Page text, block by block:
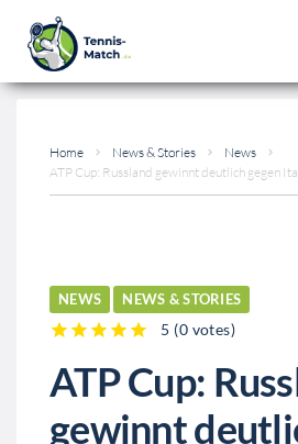
Home News & Stories
News
ATP Cup: Russland gewinnt deutlich gegen
NEWS NEWS & STORIES
5 (0 votes)
ATP Cup:
gewinnt